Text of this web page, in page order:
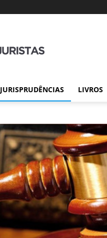
JURISPRUDÊNCIAS LIVROS